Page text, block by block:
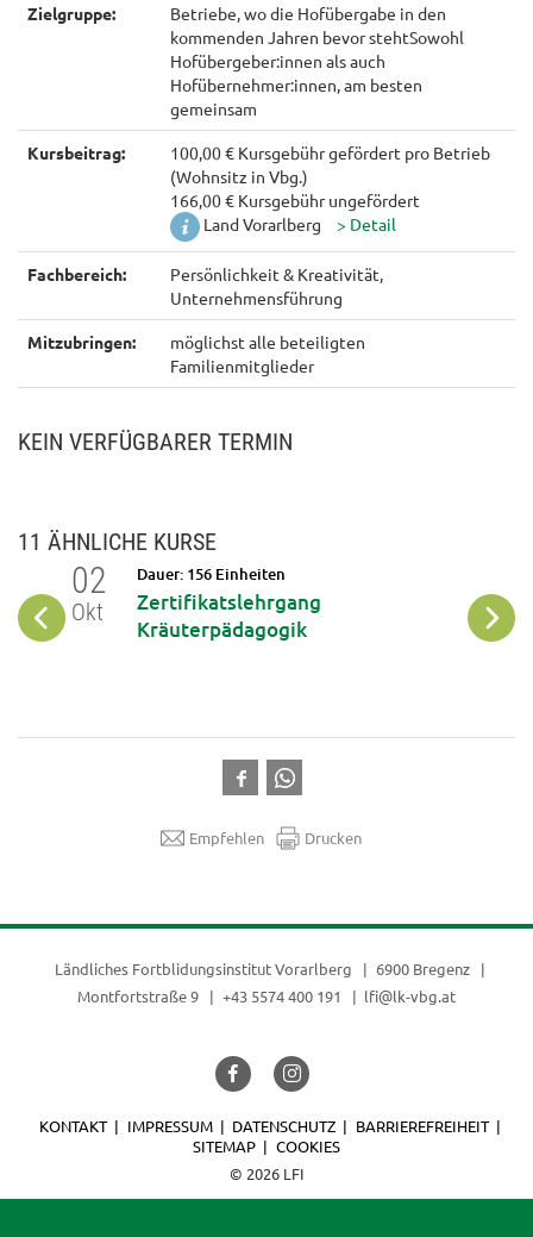
Zielgruppe:
Betriebe, wo die Hofübergabe in den
kommenden Jahren bevor stehtSowohl
Hofübergeber:innen als auch
Hofübernehmer:innen, am besten
gemeinsam
Kursbeitrag:
100,00 € Kursgebühr gefördert pro Betrieb
(Wohnsitz in Vbg.)
166,00 € Kursgebühr ungefördert
Land Vorarlberg
Fachbereich:
Persönlichkeit & Kreativität,
Unternehmensführung
Mitzubringen:
möglichst alle beteiligten
Familienmitglieder
KEIN VERFÜGBARER TERMIN
11 ÄHNLICHE KURSE
02
Okt
Dauer: 156 Einheiten
Zertifikatslehrgang
Kräuterpädagogik
Okt
Empfehlen Drucken
Ländliches Fortblidungsinstitut Vorarlberg
6900 Bregenz
Montfortstraße 9
+43 5574 400 191 lfi@lk-vbg.at
© 2026 LFI
KONTAKT IMPRESSUM DATENSCHUTZ
BARRIEREFREIHEIT
SITEMAP
COOKIES